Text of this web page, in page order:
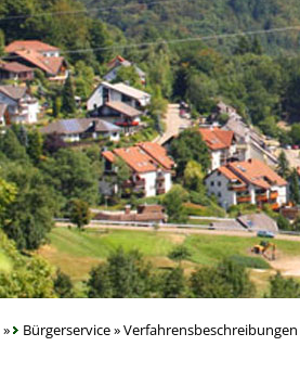
» Bürgerservice»Verfahrensbeschreibungen